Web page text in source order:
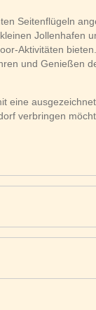
Seitenflügeln
Jollenhafen
Aktivitäten
und Genießen
eine
verbringen